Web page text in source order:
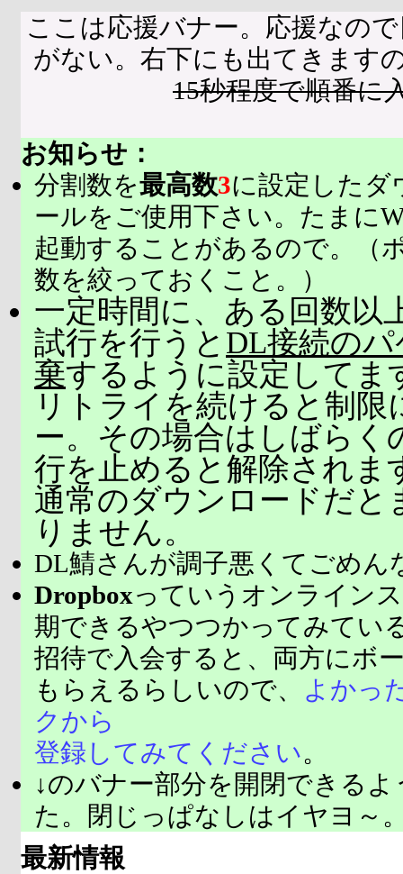
ここは応援バナー。応援なの
がない。右下にも出てきます
15秒程度で順番に
お知らせ：
分割数を最高数3に設定したダ
ールをご使用下さい。たまに
起動することがあるので。（
数を絞っておくこと。）
一定時間に、ある回数以
試行を行うと DL接続の
棄するように設定してま
リトライを続けると制限
ー。その場合はしばらく
行を止めると解除されま
通常のダウンロードだと
りません。
DL鯖さんが調子悪くてごめん
Dropboxっていうオンライン
期できるやつつかってみてい
招待で入会すると、両方にボ
もらえるらしいので、
よかっ
クから
登録してみてください。
↓のバナー部分を開閉できる
た。閉じっぱなしはイヤヨ～
最新情報